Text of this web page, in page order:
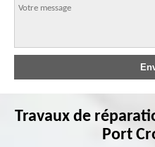
Travaux de
Port